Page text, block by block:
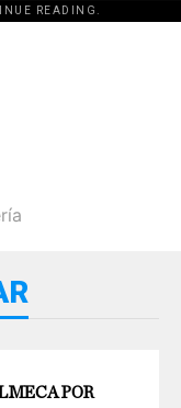
READING.
POR